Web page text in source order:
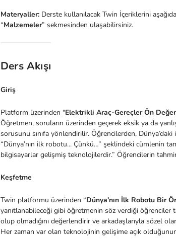
Materyaller: Derste kullanılacak Twin İçeriklerini
“Malzemeler” sekmesinden ulaşabilirsiniz.
Ders Akışı
Giriş
Platform üzerinden "Elektrikli Araç-Gereçler Ön
Öğretmen, soruların üzerinden geçerek eksik ya da
sorusunu sınıfa yönlendirilir. Öğrencilerden,
“Dünya’nın ilk robotu... Çünkü…” şeklindeki cümlenin
bilgisayarlar gelişmiş teknolojilerdir.” Öğrencilerin
Keşfetme
Twin platformu üzerinden “Dünya'nın İlk Robotu Bir
yanıtlanabileceği gibi öğretmenin söz verdiği öğrenciler
olup olmadığını değerlendirir ve arkadaşlarıyla sözel
Her zaman var olan teknolojinin gelişime açık